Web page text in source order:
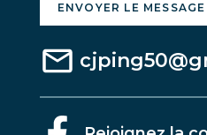
ENVOYER LE MESSAGE